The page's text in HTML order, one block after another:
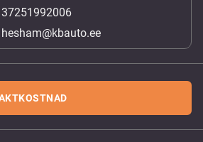
37251992006
hesham@kbauto.ee